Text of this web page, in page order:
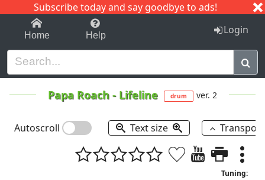
Subscribe today and say goodbye to ads!
1-9 C I J
Home Help Login
Papa Roach - Lifeline drum ver. 2
Autoscroll Text size
Tuning: